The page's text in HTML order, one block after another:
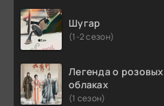
Шугар
(1-2 сезон)
Легенда о розовых
облаках
(1 сезон)